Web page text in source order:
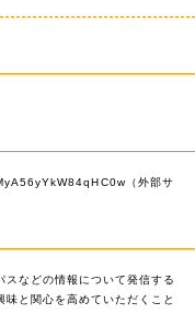
（外部サ
などの情報について発信する
と関心を高めていただくこと